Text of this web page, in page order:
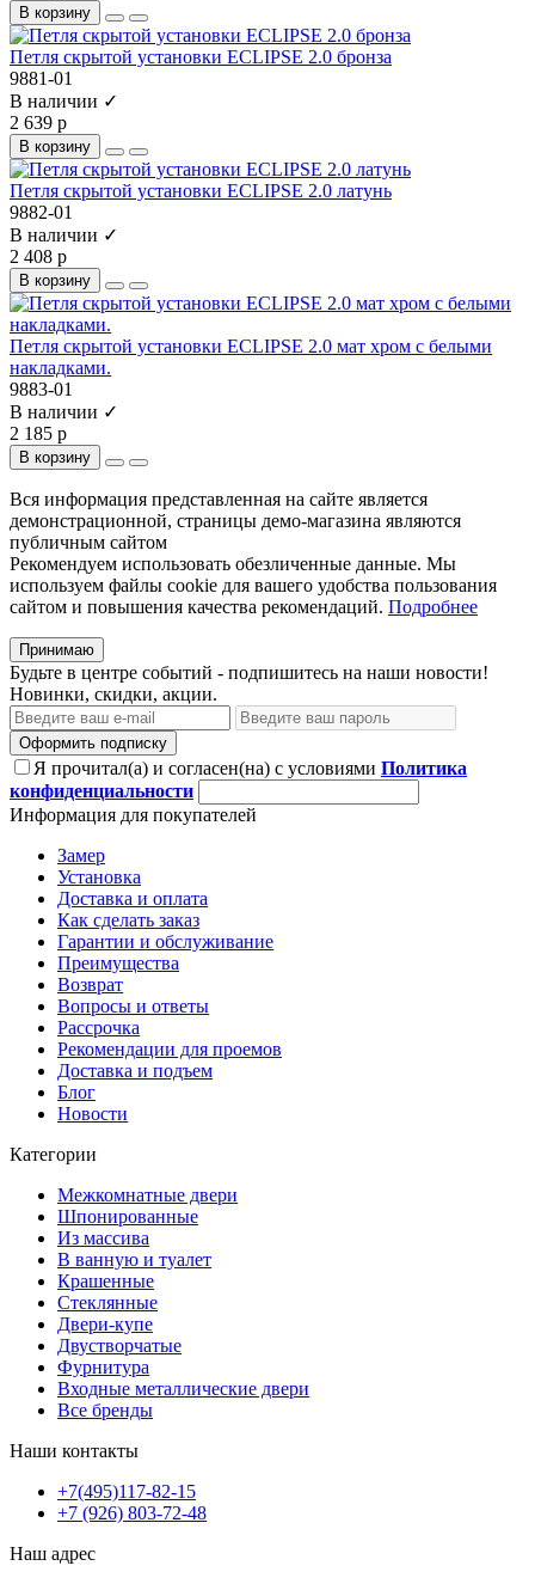
В корзину
Петля скрытой установки ECLIPSE 2.0 бронза
9881-01
В наличии ✓
2 639 р
В корзину
Петля скрытой установки ECLIPSE 2.0 латунь
9882-01
В наличии ✓
2 408 р
В корзину
Петля скрытой установки ECLIPSE 2.0 мат хром c белыми
накладками.
9883-01
В наличии ✓
2 185 р
В корзину
Вся информация представленная на сайте является
демонстрационной, страницы демо-магазина являются
публичным сайтом
Рекомендуем использовать обезличенные данные. Мы
используем файлы cookie для вашего удобства пользования
сайтом и повышения качества рекомендаций. Подробнее
Принимаю
Будьте в центре событий - подпишитесь на наши новости!
Новинки, скидки, акции.
Оформить подписку
Я прочитал(а) и согласен(на) с условиями Политика
конфиденциальности
Информация для покупателей
Замер
Установка
Доставка и оплата
Как сделать заказ
Гарантии и обслуживание
Преимущества
Возврат
Вопросы и ответы
Рассрочка
Рекомендации для проемов
Доставка и подъем
Блог
Новости
Категории
Межкомнатные двери
Шпонированные
Из массива
В ванную и туалет
Крашенные
Стеклянные
Двери-купе
Двустворчатые
Фурнитура
Входные металлические двери
Все бренды
Наши контакты
+7(495)117-82-15
+7 (926) 803-72-48
Наш адрес